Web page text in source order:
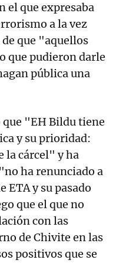
el que expresaba
a la vez
de que "aquellos
que pudieron darle
pública una
que "EH Bildu tiene
y su prioridad:
la cárcel" y ha
ha renunciado a
y su pasado
que el que no
con las
de Chivite en las
positivos que se